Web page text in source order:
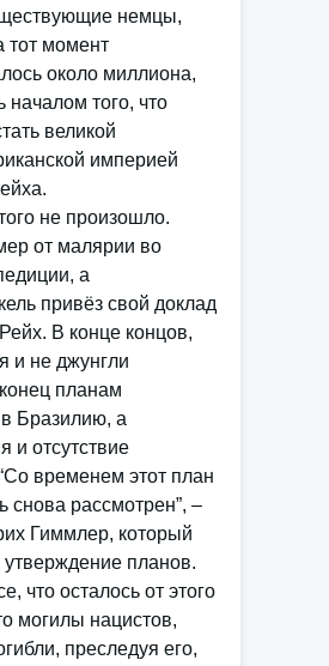
немцы,
тот момент
около миллиона,
началом того, что
великой
империей
не произошло.
от малярии во
а
привёз свой доклад
В конце концов,
и не джунгли
планам
Бразилию, а
и отсутствие
временем этот план
снова рассмотрен”, –
Гиммлер, который
утверждение планов.
что осталось от этого
могилы нацистов,
преследуя его,